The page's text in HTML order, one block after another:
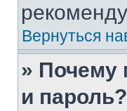
Вернуться
» Почему
и пароль?